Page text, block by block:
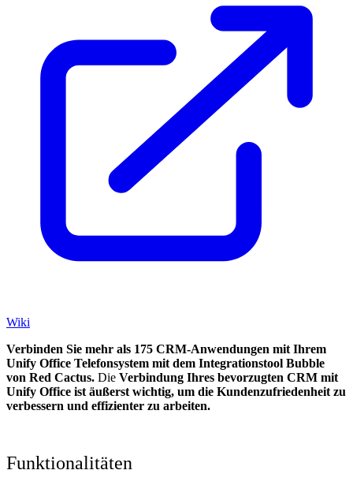
Wiki
Verbinden Sie mehr als 175 CRM-Anwendungen mit Ihrem
Unify Office Telefonsystem mit dem Integrationstool Bubble
von Red Cactus. Die Verbindung Ihres bevorzugten CRM mit
Unify Office ist äußerst wichtig, um die Kundenzufriedenheit zu
verbessern und effizienter zu arbeiten.
Funktionalitäten